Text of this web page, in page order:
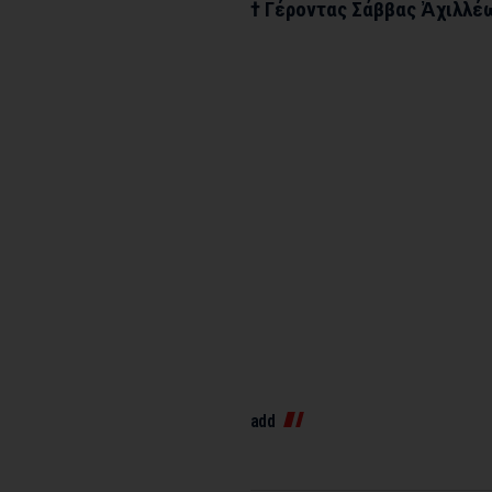
† Γέροντας Σάββας
add